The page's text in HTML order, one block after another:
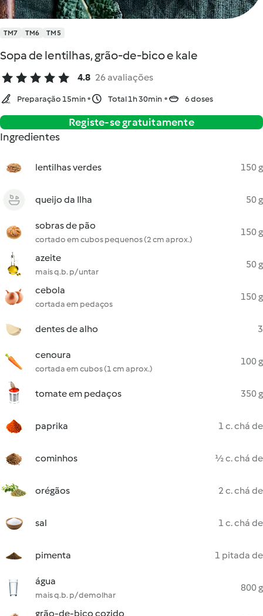
TM7 TM6 TM5
Sopa de lentilhas, grão-de-bico e kale
4.8 26 avaliações
Preparação 15min Total 1h 30min 6 doses
Registe-se gratuitamente
Ingredientes
lentilhas verdes 150 g
queijo da Ilha 50 g
sobras de pão
cortado em cubos pequenos (2 cm aprox.)
150 g
azeite
mais q.b. p/ untar
50 g
cebola
cortada em pedaços
150 g
dentes de alho 3
cenoura
cortada em cubos (1 cm aprox.)
100 g
tomate em pedaços 350 g
paprika 1 c. chá de
cominhos ½ c. chá de
orégãos 2 c. chá de
sal 1 c. chá de
pimenta 1 pitada de
água
mais q.b. p/ demolhar
800 g
grão-de-bico cozido